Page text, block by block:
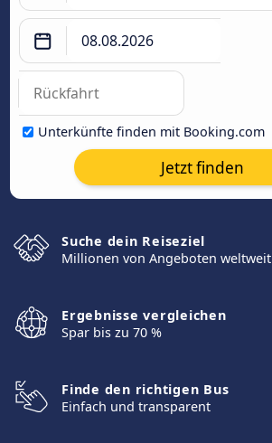
Unterkünfte finden mit Booking.com
Jetzt finden
Suche dein Reiseziel
Millionen von Angeboten weltweit
Ergebnisse vergleichen
Spar bis zu 70 %
Finde den richtigen Bus
Einfach und transparent